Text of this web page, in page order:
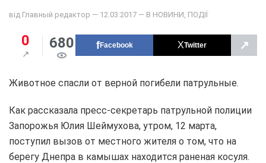
від Главный редактор — 12.03.2017 — В НОВИНИ ПОДІЇ
0 680 Facebook Twitter ↗
Животное спасли от верной погибели патрульные.
Как рассказала пресс-секретарь патрульной полиции
Запорожья Юлия Шеймухова, утром, 12 марта,
поступил вызов от местного жителя о том, что на
берегу Днепра в камышах находится раненая косуля.